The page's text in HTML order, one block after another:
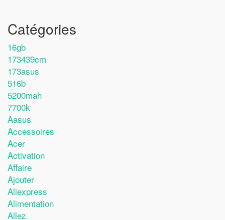
Catégories
16gb
173439cm
173asus
516b
5200mah
7700k
Aasus
Accessoires
Acer
Activation
Affaire
Ajouter
Aliexpress
Alimentation
Allez